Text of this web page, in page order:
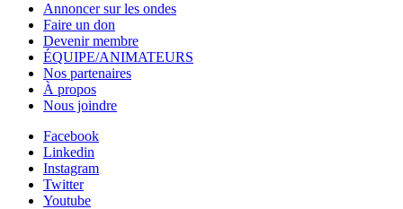
Annoncer sur les ondes
Faire un don
Devenir membre
ÉQUIPE/ANIMATEURS
Nos partenaires
À propos
Nous joindre
Facebook
Linkedin
Instagram
Twitter
Youtube